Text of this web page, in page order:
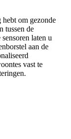
om gezonde
tussen de
laten u
aan de
vast te